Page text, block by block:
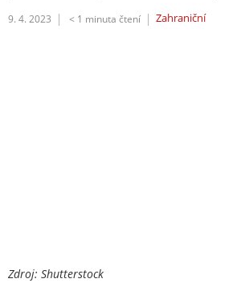
9. 4. 2023 < 1 minuta čtení Zahraniční
Zdroj: Shutterstock